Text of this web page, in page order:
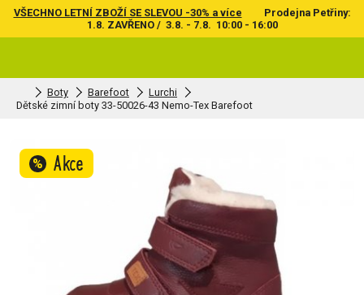
VŠECHNO LETNÍ ZBOŽÍ SE SLEVOU -30% a více
Prodejna Petřiny:
1.8. ZAVŘENO / 3.8. - 7.8. 10:00 - 16:00
Boty Barefoot
Lurchi
Dětské zimní boty 33-50026-43 Nemo-Tex Barefoot
% Akce